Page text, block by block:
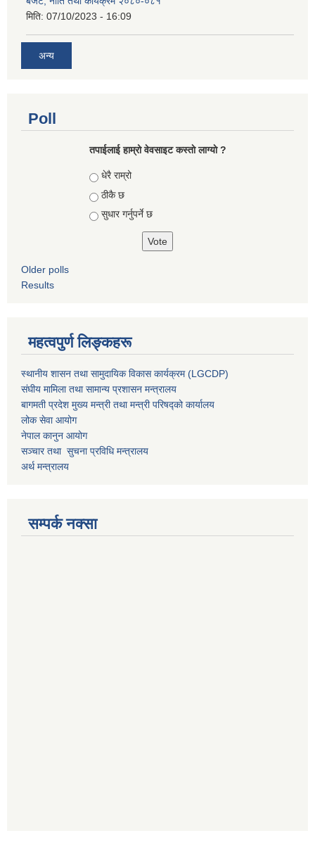
मिति: 07/10/2023 - 16:09
अन्य
Poll
तपाईलाई हाम्रो वेवसाइट कस्ताे लाग्याे ?
Choices
धेरै राम्रो
ठीकै छ
सुधार गर्नुपर्ने छ
Older polls
Results
महत्वपुर्ण लिङ्कहरू
स्थानीय शासन तथा सामुदायिक विकास कार्यक्रम (LGCDP)
संघीय मामिला तथा सामान्य प्रशासन मन्त्रालय
बागमती प्रदेश मुख्य मन्त्री तथा मन्त्री परिषद्को कार्यालय
लोक सेवा आयोग
नेपाल कानुन आयोग
सञ्चार तथा सुचना प्रविधि मन्त्रालय
अर्थ मन्त्रालय
सम्पर्क नक्सा